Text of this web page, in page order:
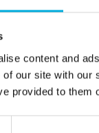
content and
our site with
provided to